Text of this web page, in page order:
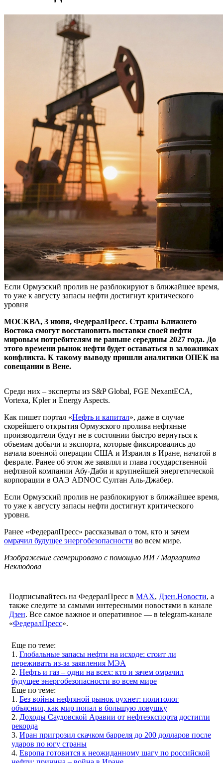
Если Ормузский пролив не разблокируют в ближайшее время,
то уже к августу запасы нефти достигнут критического
уровня
МОСКВА, 3 июня, ФедералПресс. Страны Ближнего
Востока смогут восстановить поставки своей нефти
мировым потребителям не раньше середины 2027 года. До
этого времени рынок нефти будет оставаться в заложниках
конфликта. К такому выводу пришли аналитики ОПЕК на
совещании в Вене.
Среди них – эксперты из S&P Global, FGE NexantECA,
Vortexa, Kpler и Energy Aspects.
Как пишет портал «Нефть и капитал», даже в случае
скорейшего открытия Ормузского пролива нефтяные
производители будут не в состоянии быстро вернуться к
объемам добычи и экспорта, которые фиксировались до
начала военной операции США и Израиля в Иране, начатой в
феврале. Ранее об этом же заявлял и глава государственной
нефтяной компании Абу-Даби и крупнейшей энергетической
корпорации в ОАЭ ADNOC Султан Аль-Джабер.
Если Ормузский пролив не разблокируют в ближайшее время,
то уже к августу запасы нефти достигнут критического
уровня.
Ранее «ФедералПресс» рассказывал о том, кто и зачем
омрачил будущее энергобезопасности во всем мире.
Изображение сгенерировано с помощью ИИ / Маргарита
Неклюдова
Подписывайтесь на ФедералПресс в МАХ, Дзен.Новости, а
также следите за самыми интересными новостями в канале
Дзен. Все самое важное и оперативное — в telegram-канале
«ФедералПресс».
Еще по теме:
1. Глобальные запасы нефти на исходе: стоит ли
переживать из-за заявления МЭА
2. Нефть и газ – одни на всех: кто и зачем омрачил
будущее энергобезопасности во всем мире
Еще по теме:
1. Без войны нефтяной рынок рухнет: политолог
объяснил, как мир попал в большую ловушку
2. Доходы Саудовской Аравии от нефтеэкспорта достигли
рекорда
3. Иран пригрозил скачком барреля до 200 долларов после
ударов по югу страны
4. Европа готовится к неожиданному шагу по российской